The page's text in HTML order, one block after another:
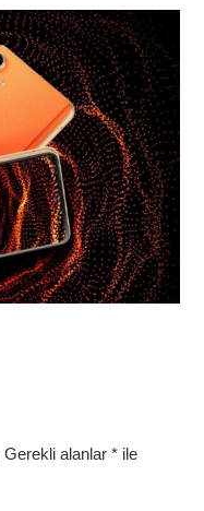
Gerekli alanlar *ile